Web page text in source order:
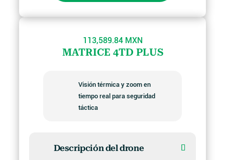
113,589.84 MXN
MATRICE 4TD PLUS
Visión térmica y zoom en
tiempo real para seguridad
táctica
Descripción del drone